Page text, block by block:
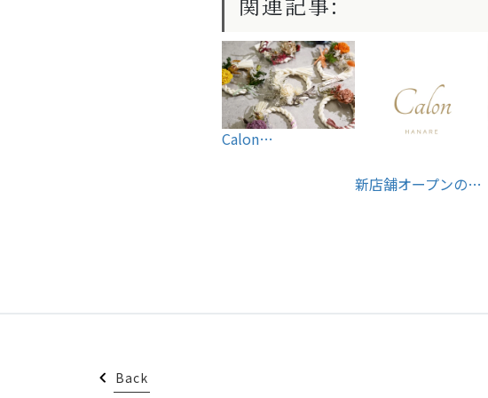
Calon…
新店舗オープンの…
Back